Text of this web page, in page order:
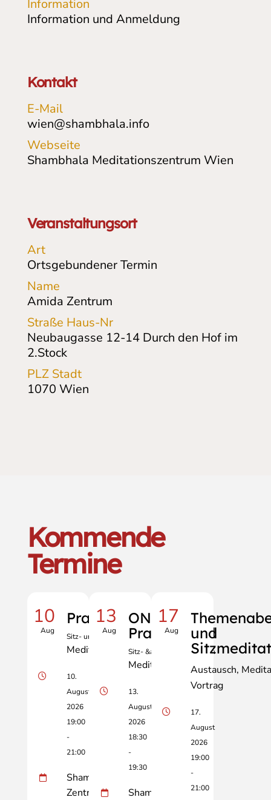
Information
Information und Anmeldung
Kontakt
E-Mail
wien@shambhala.info
Webseite
Shambhala Meditationszentrum Wien
Veranstaltungsort
Art
Ortsgebundener Termin
Name
Amida Zentrum
Straße Haus-Nr
Neubaugasse 12-14 Durch den Hof im
2.Stock
PLZ Stadt
1070 Wien
Kommende
Termine
10
Aug
Praxisabend
Sitz- und Gehmeditation
Meditation
10.
August
2026
19:00
-
21:00
Shambhala
Zentrum
13
Aug
ONLINE
Praxisabend
Sitz- &amp; Gehmeditation
Meditation
13.
August
2026
18:30
-
19:30
Shambhala
17
Aug
und
Austausch
Vortrag
17.
August
2026
19:00
-
21:00